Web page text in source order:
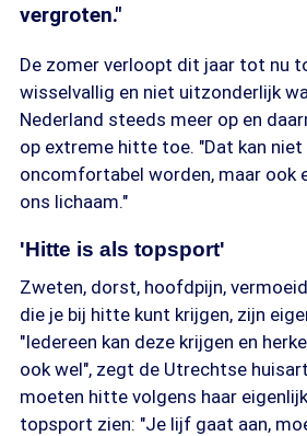
vergroten."
De zomer verloopt dit jaar tot nu
wisselvallig en niet uitzonderlijk
Nederland steeds meer op en
op extreme hitte toe. "Dat kan niet
oncomfortabel worden, maar ook
ons lichaam."
'Hitte is als topsport'
Zweten, dorst, hoofdpijn,
die je bij hitte kunt krijgen, zijn
"Iedereen kan deze krijgen en
ook wel", zegt de Utrechtse
moeten hitte volgens haar
topsport zien: "Je lijf gaat aan,